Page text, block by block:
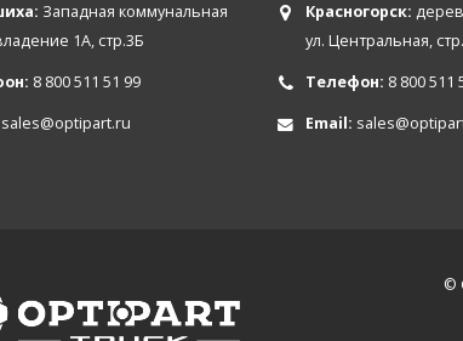
Западная коммунальная
1А, стр.3Б
8 800 511 51 99
sales@optipart.ru
Красногорск:
ул. Центральная,
Телефон: 8 800 511
Email:
©